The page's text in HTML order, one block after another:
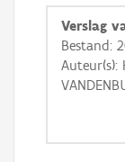
Verslag
Bestand:
Auteur(s):